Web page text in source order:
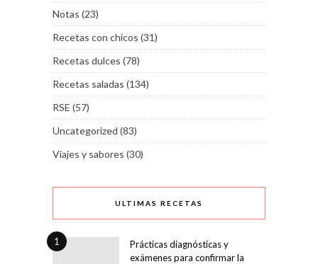
Notas (23)
Recetas con chicos (31)
Recetas dulces (78)
Recetas saladas (134)
RSE (57)
Uncategorized (83)
Viajes y sabores (30)
ULTIMAS RECETAS
1
Prácticas diagnósticas y
exámenes para confirmar la